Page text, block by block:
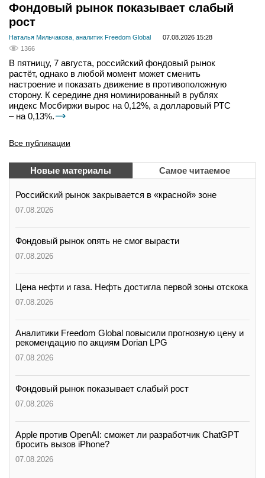
Фондовый рынок показывает слабый
рост
Наталья Мильчакова, аналитик Freedom Global
07.08.2026 15:28
1366
В пятницу, 7 августа, российский фондовый рынок
растёт, однако в любой момент может сменить
настроение и показать движение в противоположную
сторону. К середине дня номинированный в рублях
индекс Мосбиржи вырос на 0,12%, а долларовый РТС
– на 0,13%.
Все публикации
Новые материалы Самое читаемое
Российский рынок закрывается в «красной» зоне
07.08.2026
Фондовый рынок опять не смог вырасти
07.08.2026
Цена нефти и газа. Нефть достигла первой зоны отскока
07.08.2026
Аналитики Freedom Global повысили прогнозную цену и
рекомендацию по акциям Dorian LPG
07.08.2026
Фондовый рынок показывает слабый рост
07.08.2026
Apple против OpenAI: сможет ли разработчик ChatGPT
бросить вызов iPhone?
07.08.2026